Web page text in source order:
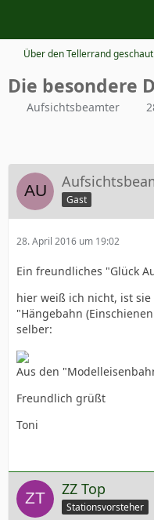
Über den Tellerrand geschaut
Die besondere
Aufsichtsbeamter
Gast
28. April 2016 um 19:02
Ein freundliches "Glück
hier weiß ich nicht, ist
"Hängebahn
selber:
Aus den
Freundlich grüßt
Toni
ZZ Top
Stationsvorsteher